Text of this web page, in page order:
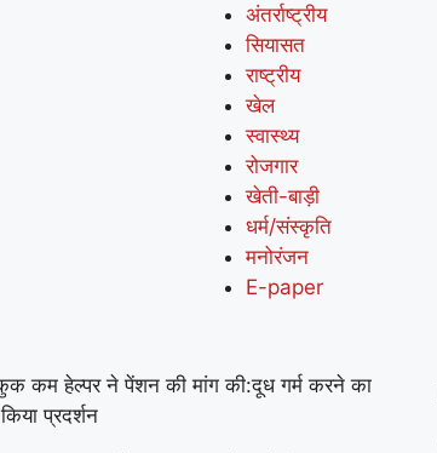
अंतर्राष्ट्रीय
सियासत
राष्ट्रीय
खेल
स्वास्थ्य
रोजगार
खेती-बाड़ी
धर्म/संस्कृति
मनोरंजन
E-paper
कम हेल्पर ने पेंशन की मांग की:दूध गर्म करने का
प्रदर्शन